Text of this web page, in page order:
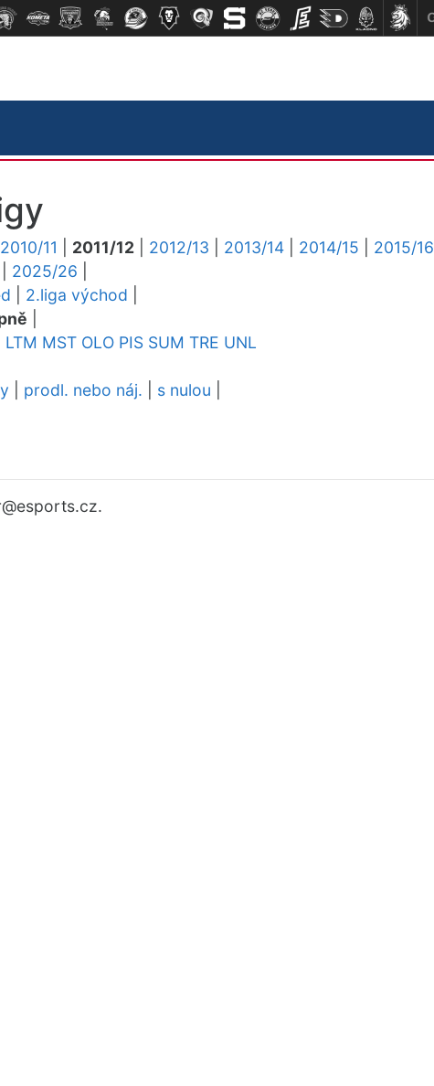
2010/11 2011/12 2012/13 2013/14 2014/15 2015/16
2025/26
2.liga východ
LTM MST OLO PIS SUM TRE UNL
prodl. nebo náj. s nulou
@esports.cz.